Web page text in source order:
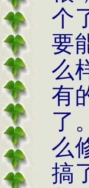
个
要
么
有
了
么
搞